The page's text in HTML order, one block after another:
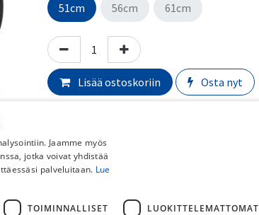
51cm 56cm 61cm
Lisää ostoskoriin Osta nyt
Vertaa
Normaali toimitusaika: ​​​2-5 arkipäivää
Jaamme myös
jotka voivat yhdistää
palveluitaan. Lue
TOIMINNALLISET LUOKITTELEMATTOMAT